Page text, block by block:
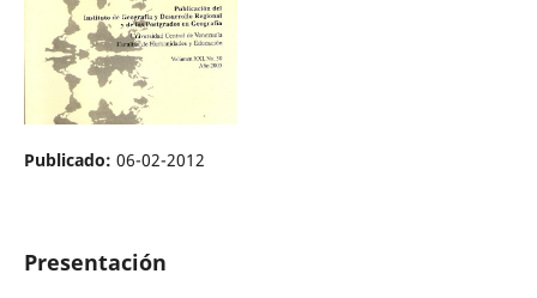
Publicado: 06-02-2012
Presentación